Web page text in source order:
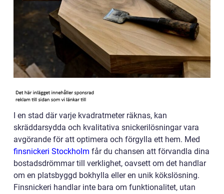
I en stad där varje kvadratmeter räknas, kan
skräddarsydda och kvalitativa snickerilösningar vara
avgörande för att optimera och förgylla ett hem. Med
finsnickeri Stockholm får du chansen att förvandla dina
bostadsdrömmar till verklighet, oavsett om det handlar
om en platsbyggd bokhylla eller en unik kökslösning.
Finsnickeri handlar inte bara om funktionalitet, utan